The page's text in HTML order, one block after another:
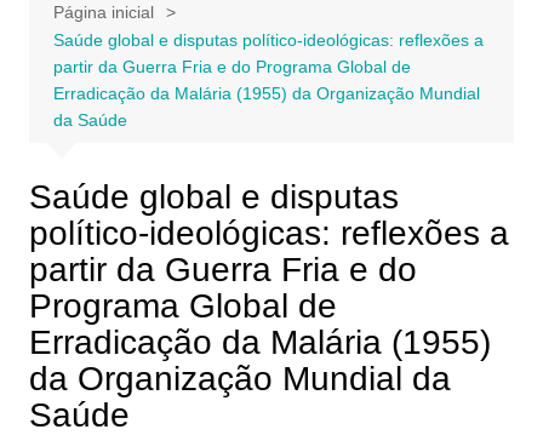
Página inicial
Saúde global e disputas político-ideológicas: reflexões a
partir da Guerra Fria e do Programa Global de
Erradicação da Malária (1955) da Organização Mundial
da Saúde
Saúde global e disputas
político-ideológicas: reflexões a
partir da Guerra Fria e do
Programa Global de
Erradicação da Malária (1955)
da Organização Mundial da
Saúde